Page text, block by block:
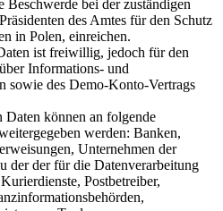
Beschwerde bei der zuständigen
des Amtes für den Schutz
in Polen, einreichen.
ist freiwillig, jedoch für den
Informations- und
sowie des Demo-Konto-Vertrags
Daten können an folgende
werden: Banken,
Unternehmen der
der der für die Datenverarbeitung
Postbetreiber,